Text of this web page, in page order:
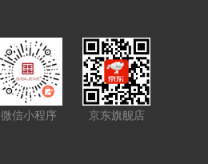
微信小程序 京东旗舰店